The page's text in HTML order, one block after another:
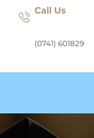
Call Us
(0741) 601829